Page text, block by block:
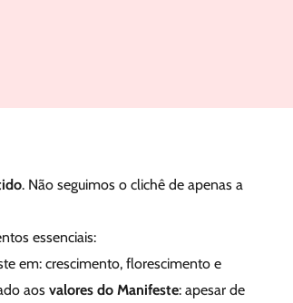
. Não seguimos o clichê de apenas a
essenciais:
em: crescimento, florescimento e
aos valores do Manifeste: apesar de